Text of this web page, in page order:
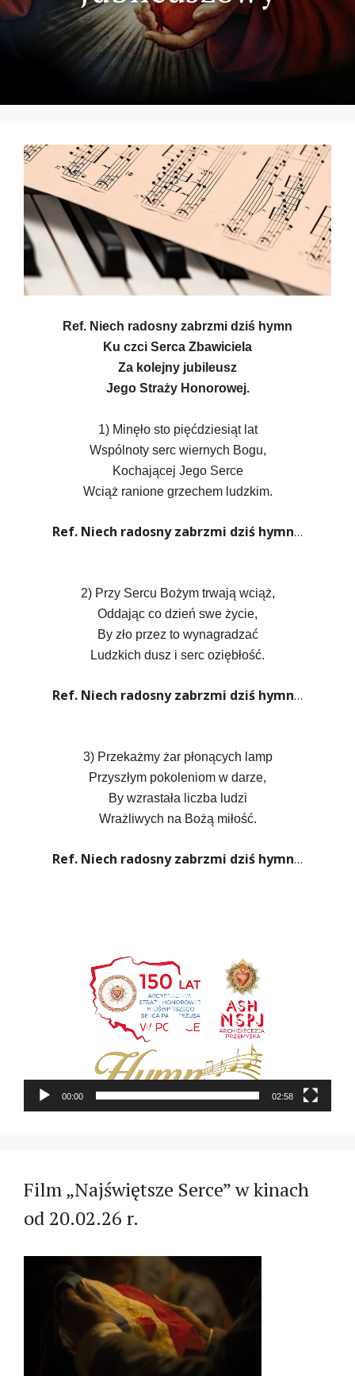
Ref. Niech radosny zabrzmi dziś hymn
Ku czci Serca Zbawiciela
Za kolejny jubileusz
Jego Straży Honorowej.
1) Minęło sto pięćdziesiąt lat
Wspólnoty serc wiernych Bogu,
Kochającej Jego Serce
Wciąż ranione grzechem ludzkim.
Ref. Niech radosny zabrzmi dziś hymn…
2) Przy Sercu Bożym trwają wciąż,
Oddając co dzień swe życie,
By zło przez to wynagradzać
Ludzkich dusz i serc oziębłość.
Ref. Niech radosny zabrzmi dziś hymn…
3) Przekażmy żar płonących lamp
Przyszłym pokoleniom w darze,
By wzrastała liczba ludzi
Wrażliwych na Bożą miłość.
Ref. Niech radosny zabrzmi dziś hymn…
00:00 02:58
Film „Najświętsze Serce” w kinach
od 20.02.26 r.